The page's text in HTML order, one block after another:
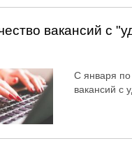
вакансий с
С января по
вакансий с